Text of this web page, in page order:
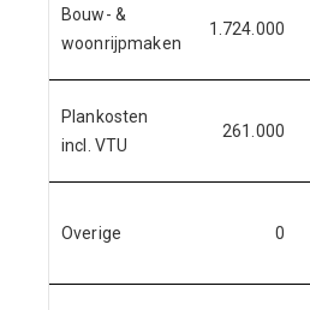
Bouw- &
woonrijpmaken
1.724.000
Plankosten
incl. VTU
261.000
Overige 0